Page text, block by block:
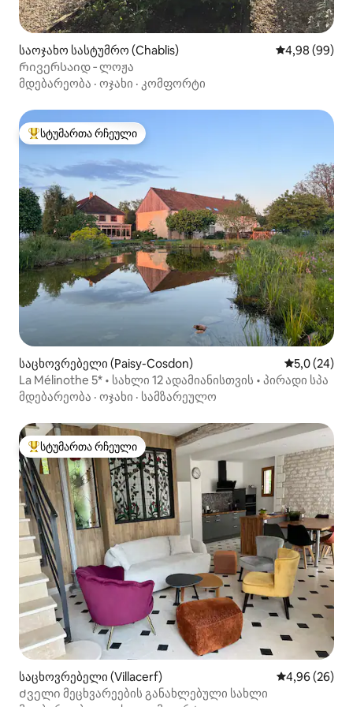
საოჯახო სასტუმრო (Chablis) საშუალო
4,98 (99)
Რივერსაიდ ‑ ლოჟა
მდებარეობა · ოჯახი · კომფორტი
სტუმართა რჩეული მოწინავე ვარიანტი
სტუმართა რჩეული
საცხოვრებელი (Paisy-Cosdon) საშუალო
5,0 (24)
La Mélinothe 5* • სახლი 12 ადამიანისთვის • პირადი სპა
მდებარეობა · ოჯახი · სამზარეულო
სტუმართა რჩეული მოწინავე ვარიანტი
სტუმართა რჩეული
საცხოვრებელი (Villacerf) საშუალო
4,96 (26)
Ძველი მეცხვარეების განახლებული სახლი